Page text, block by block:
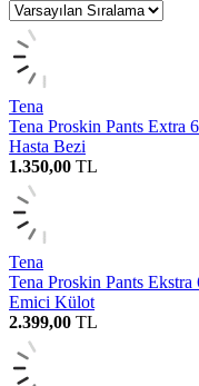
Tena
Tena Proskin Pants Extra
Hasta Bezi
1.350,00 TL
Tena
Tena Proskin Pants
Emici Külot
2.399,00 TL